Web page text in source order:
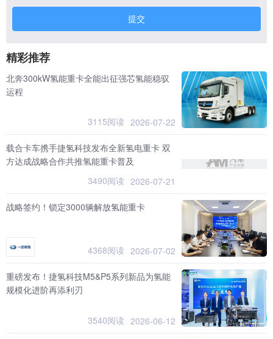
提交
精彩推荐
北奔300kW氢能重卡全能出征强芯氢能稳驭
运程
3115阅读 2026-07-22
载合卡车携手捷氢科技发布全新氢电重卡 双
方达成战略合作共推氢能重卡普及
3490阅读 2026-07-21
战略签约！锁定3000辆解放氢能重卡
4368阅读 2026-07-02
重磅发布！捷氢科技M5&P5系列新品为氢能
规模化进阶再添利刃
3540阅读 2026-06-12